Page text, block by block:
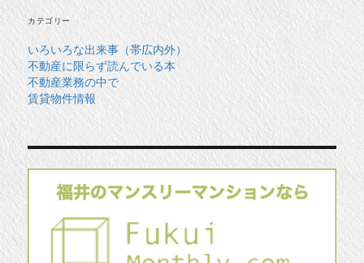
カテゴリー
いろいろな出来事（帯広内外）
不動産に限らず読んでいる本
不動産業務の中で
賃貸物件情報